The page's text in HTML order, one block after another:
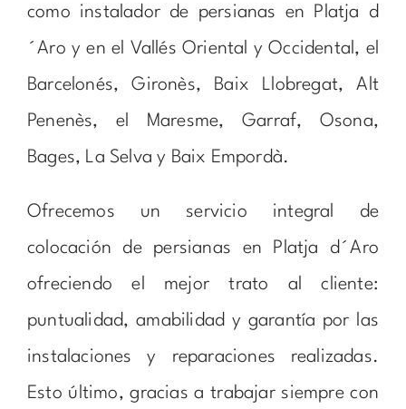
como instalador de persianas en Platja d
´Aro y en el Vallés Oriental y Occidental, el
Barcelonés, Gironès, Baix Llobregat, Alt
Penenès, el Maresme, Garraf, Osona,
Bages, La Selva y Baix Empordà.
Ofrecemos un servicio integral de
colocación de persianas en Platja d´Aro
ofreciendo el mejor trato al cliente:
puntualidad, amabilidad y garantía por las
instalaciones y reparaciones realizadas.
Esto último, gracias a trabajar siempre con